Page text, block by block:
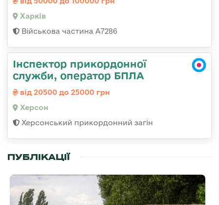
Харків
Військова частина А7286
Інспектор прикордонної
служби, оператор БПЛА
від 20500 до 25000 грн
Херсон
Херсонський прикордонний загін
ПУБЛІКАЦІЇ